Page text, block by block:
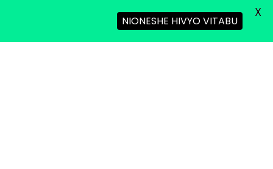
NIONESHE HIVYO VITABU
X